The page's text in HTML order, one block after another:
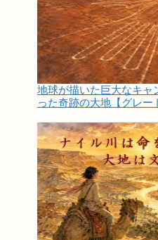
地球が描いた巨大なキャ
った奇跡の大地【グレー